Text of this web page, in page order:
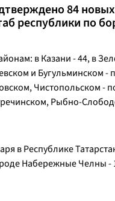
84
республики по
в Казани - 44, в
и Бугульминском
Чистопольском -
Рыбно-
в Республике
Набережные Челны -